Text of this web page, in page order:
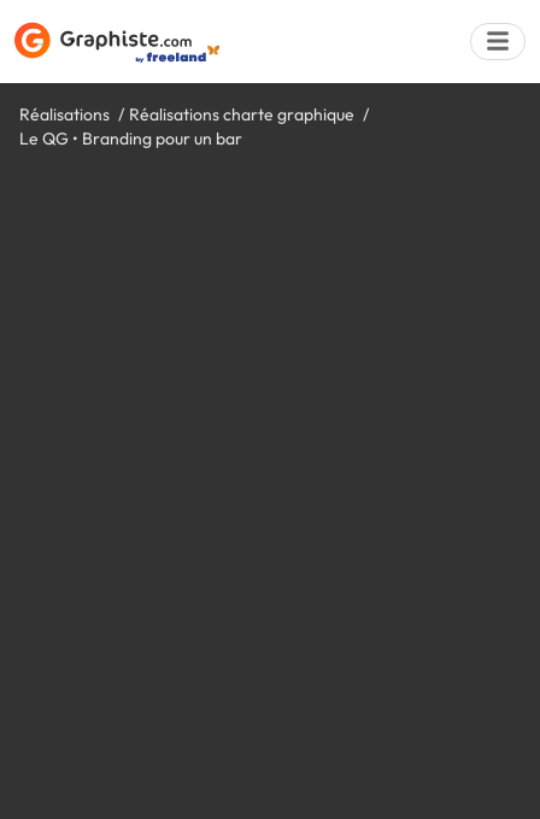
Réalisations
Réalisations charte graphique
Le QG • Branding pour un bar